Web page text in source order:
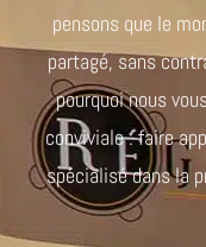
pensons que le
partagé, sans
pourquoi nous
conviviale : faire
spécialisé dans la